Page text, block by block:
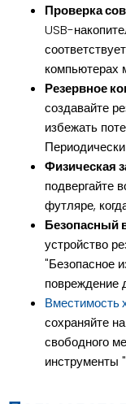
Проверка
USB-
компьютерах
Резервное
создавайте
избежать
Физическая
подвергайте
футляре,
Безопасный
устройство
"Безопасное
повреждение
Вместимость
сохраняйте
свободного
инструменты